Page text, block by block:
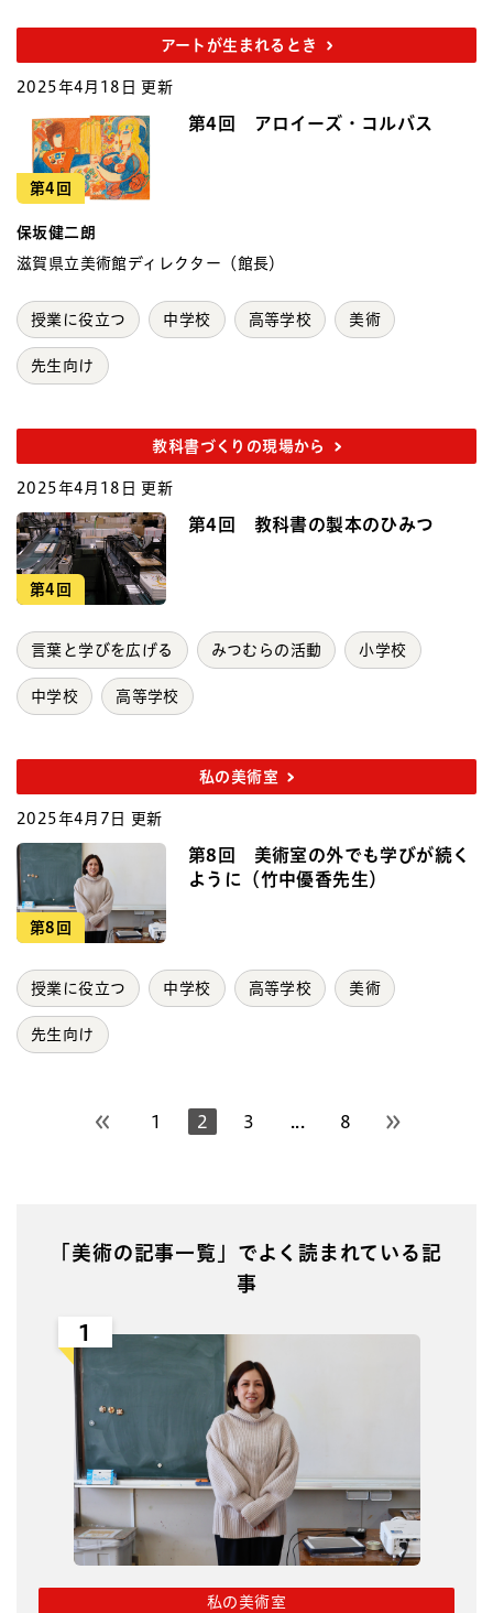
アートが生まれるとき
2025年4月18日 更新
第4回
第4回 アロイーズ・コルバス
保坂健二朗
滋賀県立美術館ディレクター（館長）
授業に役立つ 中学校 高等学校 美術
先生向け
教科書づくりの現場から
2025年4月18日 更新
第4回
第4回 教科書の製本のひみつ
言葉と学びを広げる みつむらの活動 小学校
中学校 高等学校
私の美術室
2025年4月7日 更新
第8回
第8回 美術室の外でも学びが続く
ように（竹中優香先生）
授業に役立つ 中学校 高等学校 美術
先生向け
前のページへ
1 2 3 8 次のページへ
「美術の記事一覧」でよく読まれている記
事
1
私の美術室